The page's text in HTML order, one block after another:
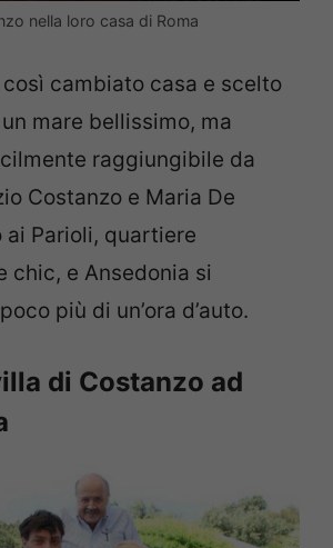
nella loro casa di Roma
cambiato casa e scelto
mare bellissimo, ma
raggiungibile da
Costanzo e Maria De
Parioli, quartiere
chic, e Ansedonia si
più di un’ora d’auto.
di Costanzo ad